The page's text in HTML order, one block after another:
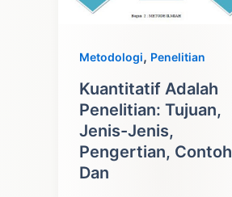
Metodologi, Penelitian
Kuantitatif Adalah
Penelitian: Tujuan,
Jenis-Jenis,
Pengertian, Contoh
Dan